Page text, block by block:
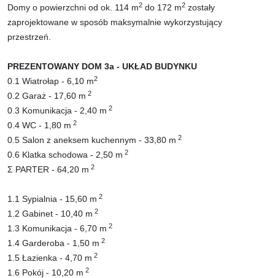
Domy o powierzchni od ok. 114 m2 do 172 m2 zostały
zaprojektowane w sposób maksymalnie wykorzystujący
przestrzeń.
PREZENTOWANY DOM 3a - UKŁAD BUDYNKU
0.1 Wiatrołap - 6,10 m2
0.2 Garaż - 17,60 m 2
0.3 Komunikacja - 2,40 m 2
0.4 WC - 1,80 m 2
0.5 Salon z aneksem kuchennym - 33,80 m 2
0.6 Klatka schodowa - 2,50 m 2
Σ PARTER - 64,20 m 2
1.1 Sypialnia - 15,60 m 2
1.2 Gabinet - 10,40 m 2
1.3 Komunikacja - 6,70 m 2
1.4 Garderoba - 1,50 m 2
1.5 Łazienka - 4,70 m 2
1.6 Pokój - 10,20 m 2